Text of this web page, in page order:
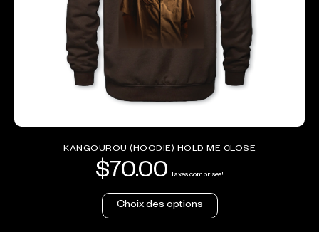
KANGOUROU (HOODIE) HOLD ME CLOSE
$70.00 Taxes comprises!
Choix des options